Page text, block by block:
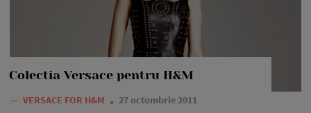
Colectia Versace pentru H&M
— VERSACE FOR H&M 27 octombrie 2011